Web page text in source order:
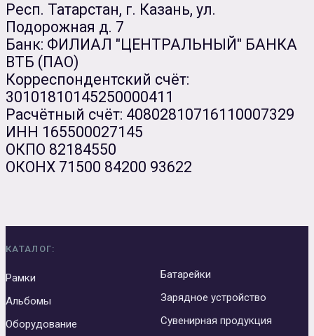
Респ. Татарстан, г. Казань, ул.
Подорожная д. 7
Банк: ФИЛИАЛ "ЦЕНТРАЛЬНЫЙ" БАНКА
ВТБ (ПАО)
Корреспондентский счёт:
30101810145250000411
Расчётный счёт: 40802810716110007329
ИНН 165500027145
ОКПО 82184550
ОКОНХ 71500 84200 93622
КАТАЛОГ:
Рамки
Альбомы
Оборудование
Батарейки
Зарядное устройство
Сувенирная продукция